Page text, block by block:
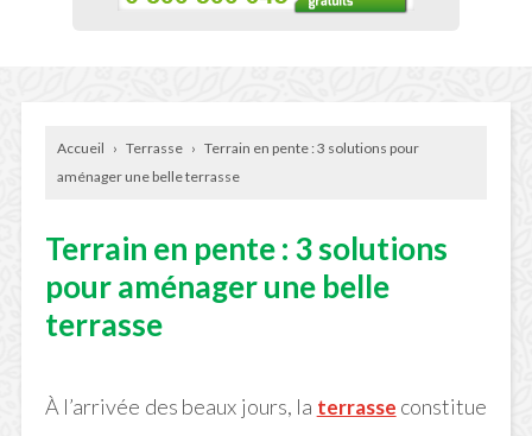
Accueil › Terrasse › Terrain en pente : 3 solutions pour
aménager une belle terrasse
Terrain en pente : 3 solutions
pour aménager une belle
terrasse
À l’arrivée des beaux jours, la terrasse constitue